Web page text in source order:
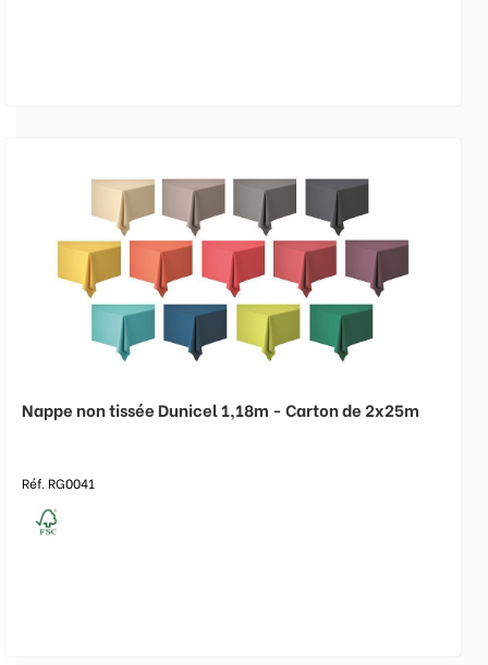
Nappe non tissée Dunicel 1,18m - Carton de 2x25m
Réf. RG0041